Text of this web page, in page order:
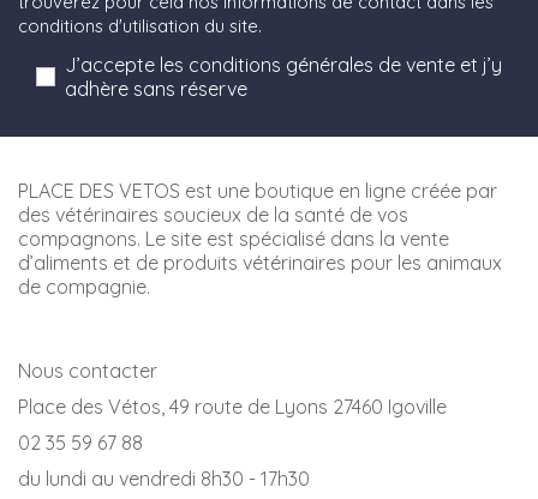
conditions d'utilisation du site.
J’accepte les conditions générales de vente et j’y
adhère sans réserve
PLACE DES VETOS est une boutique en ligne créée par
des vétérinaires soucieux de la santé de vos
compagnons. Le site est spécialisé dans la vente
d’aliments et de produits vétérinaires pour les animaux
de compagnie.
Nous contacter
Place des Vétos, 49 route de Lyons 27460 Igoville
02 35 59 67 88
du lundi au vendredi 8h30 - 17h30